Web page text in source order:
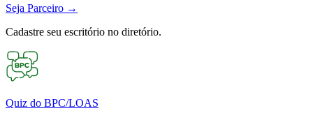
Seja Parceiro →
Cadastre seu escritório no diretório.
Quiz do BPC/LOAS